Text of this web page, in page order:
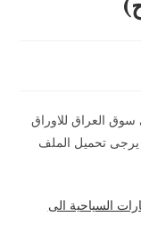
سوق العراق للاوراق
يرجى تحميل الملف
السياحية الى